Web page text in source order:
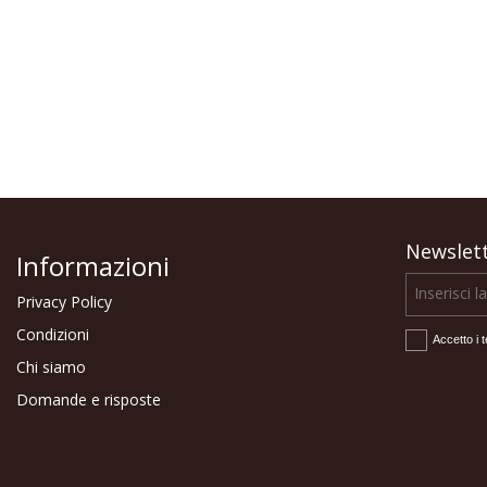
Informazioni
Privacy Policy
Condizioni
Chi siamo
Domande e risposte
Accetto i